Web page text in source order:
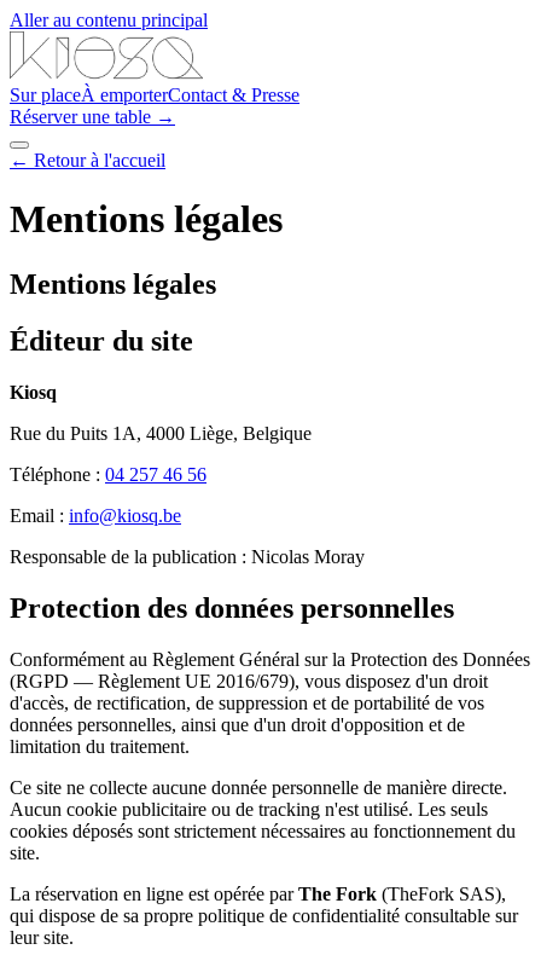
Aller au contenu principal
Sur placeÀ emporterContact & Presse
Réserver une table →
← Retour à l'accueil
Mentions légales
Mentions légales
Éditeur du site
Kiosq
Rue du Puits 1A, 4000 Liège, Belgique
Téléphone : 04 257 46 56
Email : info@kiosq.be
Responsable de la publication : Nicolas Moray
Protection des données personnelles
Conformément au Règlement Général sur la Protection des Données
(RGPD — Règlement UE 2016/679), vous disposez d'un droit
d'accès, de rectification, de suppression et de portabilité de vos
données personnelles, ainsi que d'un droit d'opposition et de
limitation du traitement.
Ce site ne collecte aucune donnée personnelle de manière directe.
Aucun cookie publicitaire ou de tracking n'est utilisé. Les seuls
cookies déposés sont strictement nécessaires au fonctionnement du
site.
La réservation en ligne est opérée parThe Fork (TheFork SAS),
qui dispose de sa propre politique de confidentialité consultable sur
leur site.